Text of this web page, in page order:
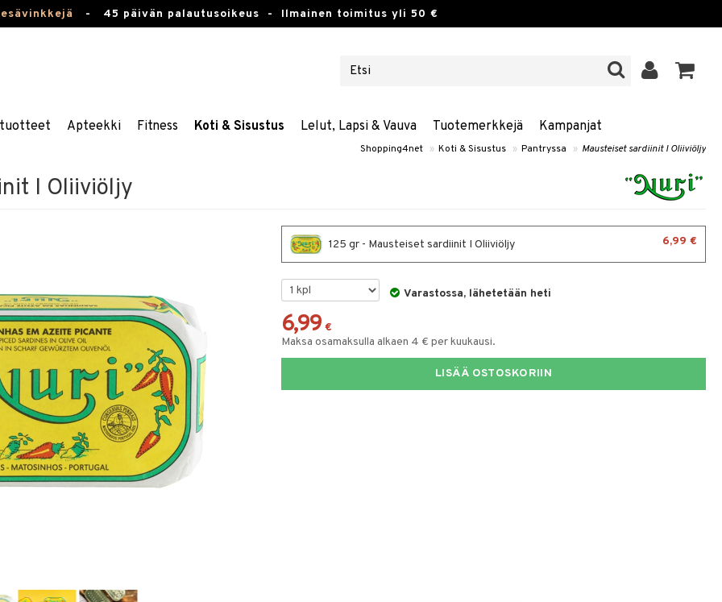
- 45 päivän palautusoikeus - Ilmainen toimitus yli 50 €
Apteekki Fitness Koti & Sisustus Lelut, Lapsi & Vauva Tuotemerkkejä Kampanjat
Shopping4net » Koti & Sisustus » Pantryssa » Mausteiset sardiinit I Oliiviöljy
I Oliiviöljy
125 gr - Mausteiset sardiinit I Oliiviöljy 6,99 €
Varastossa, lähetetään heti
6,99 €
Maksa osamaksulla alkaen 4 € per kuukausi.
LISÄÄ OSTOSKORIIN